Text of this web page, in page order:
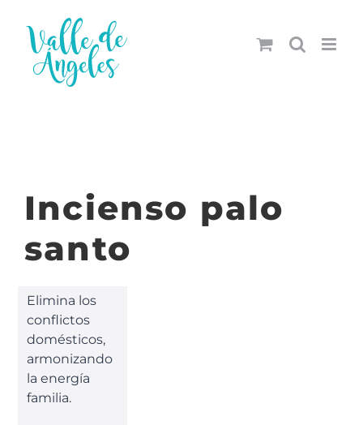
contenido
Incienso palo
santo
Elimina los
conflictos
domésticos,
armonizando
la energía
familia.